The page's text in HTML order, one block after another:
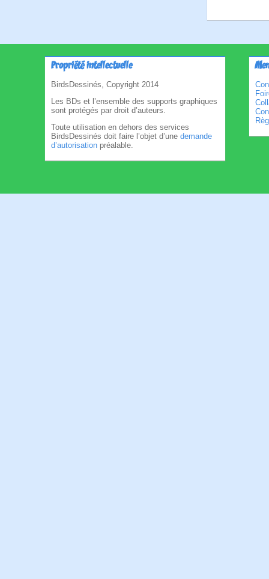
Propriété intellectuelle
BirdsDessinés, Copyright 2014
Les BDs et l’ensemble des supports graphiques
sont protégés par droit d’auteurs.
Toute utilisation en dehors des services
BirdsDessinés doit faire l’objet d’une demande
d’autorisation préalable.